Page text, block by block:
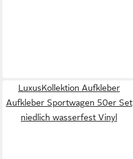
LuxusKollektion Aufkleber
Aufkleber Sportwagen 50er Set
niedlich wasserfest Vinyl